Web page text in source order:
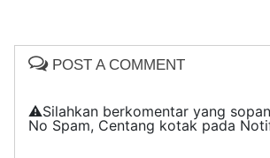
POST A COMMENT
⚠️Silahkan berkomentar yang
No Spam, Centang kotak pada